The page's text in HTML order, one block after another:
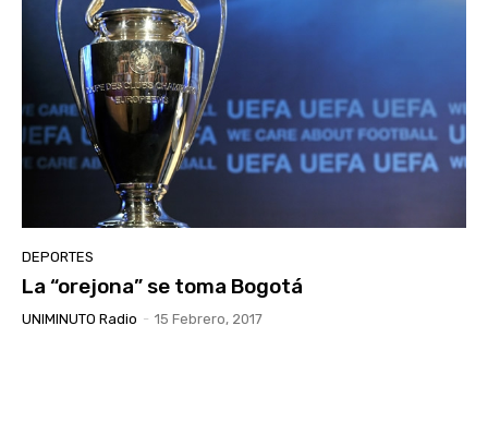
DEPORTES
La “orejona” se toma Bogotá
UNIMINUTO Radio - 15 Febrero, 2017